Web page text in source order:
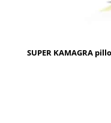
SUPER KAMAGRA